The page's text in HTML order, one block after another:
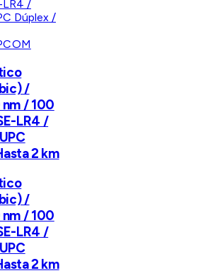
/
nm / 100
LR4 /
2 km
/
nm / 100
LR4 /
2 km